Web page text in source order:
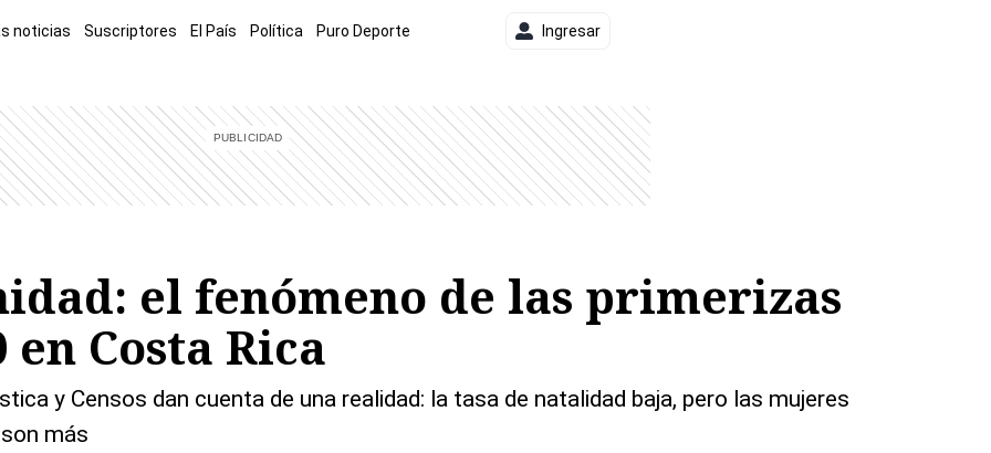
noticias Suscriptores El País Política Puro Deporte Ingresar
el fenómeno de las primerizas
en Costa Rica
y Censos dan cuenta de una realidad: la tasa de natalidad baja, pero las mujeres
más